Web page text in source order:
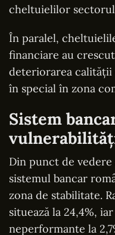
cheltuielilor
În paralel,
financiare au
deteriorarea
în special în zona
Sistem
Din punct de
sistemul bancar
zona de stabilitate.
situează la 24,4%,
neperformante la